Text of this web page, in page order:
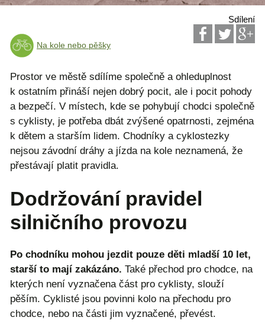
Sdílení
Na kole nebo pěšky
Prostor ve městě sdílíme společně a ohleduplnost
k ostatním přináší nejen dobrý pocit, ale i pocit pohody
a bezpečí. V místech, kde se pohybují chodci společně
s cyklisty, je potřeba dbát zvýšené opatrnosti, zejména
k dětem a starším lidem. Chodníky a cyklostezky
nejsou závodní dráhy a jízda na kole neznamená, že
přestávají platit pravidla.
Dodržování pravidel
silničního provozu
Po chodníku mohou jezdit pouze děti mladší 10 let,
starší to mají zakázáno. Také přechod pro chodce, na
kterých není vyznačena část pro cyklisty, slouží
pěším. Cyklisté jsou povinni kolo na přechodu pro
chodce, nebo na části jim vyznačené, převést.